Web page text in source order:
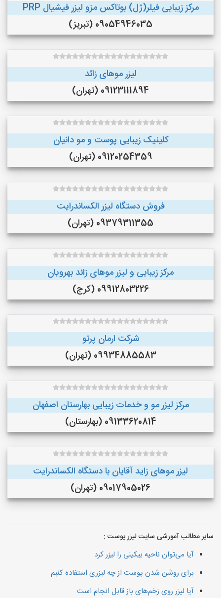
مرکز زیبایی فیلر(ژل) بوتاکس مزو لیزر فیشیال PRP
09054946035 (تبریز)
لیزر موهای زائد
09123111894 (تهران)
کلینیک زیبایی پوست و مو دانیان
09120254359 (تهران)
فروش دستگاه لیزر الکساندرایت
09379311355 (تهران)
مرکز زیبایی و لیزر موهای زائد بهرویان
09912803226 (کرج)
شرکت ارمان پرتو
09934885583 (تهران)
مرکز لیزر مو و خدمات زیبایی بهارستان اصفهان
09133620814 (بهارستان)
لیزر موهای زاید آقایان با دستگاه الکساندرایت
09017905026 (تهران)
سایر مطالب آموزشی سایت لیزر پوست :
آیا می‌توان ناحیه بیکینی را لیزر کرد
برای روشن شدن پوست از چه لیزری استفاده کنیم
آیا لیزر روی زخم‌های باز قابل انجام است